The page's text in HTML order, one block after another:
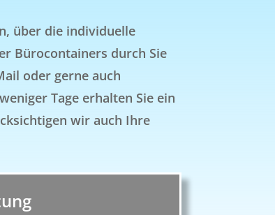
über die individuelle
Bürocontainers durch Sie
oder gerne auch
Tage erhalten Sie ein
wir auch Ihre